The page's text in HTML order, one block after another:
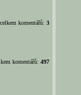
, celkem komentářů: 3
komentářů: 497